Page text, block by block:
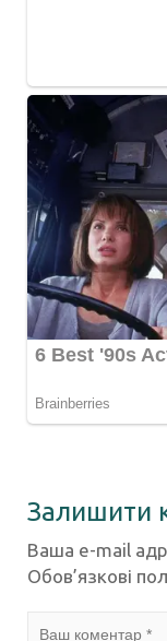
Залишити
Ваша e-mail
Обов’язкові